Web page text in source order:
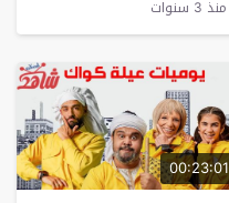
منذ 3 سنوات
00:23:01